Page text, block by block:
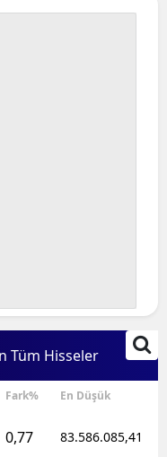
Tüm Hisseler
Fark% En Düşük
0,77 83.586.085,41